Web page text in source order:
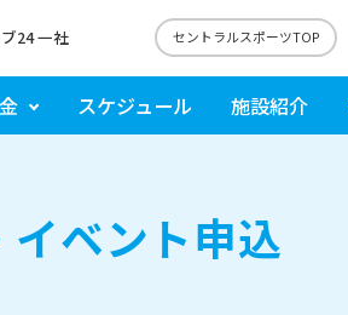
24 一社 セントラルスポーツTOP
スケジュール 施設紹介
ベント申込